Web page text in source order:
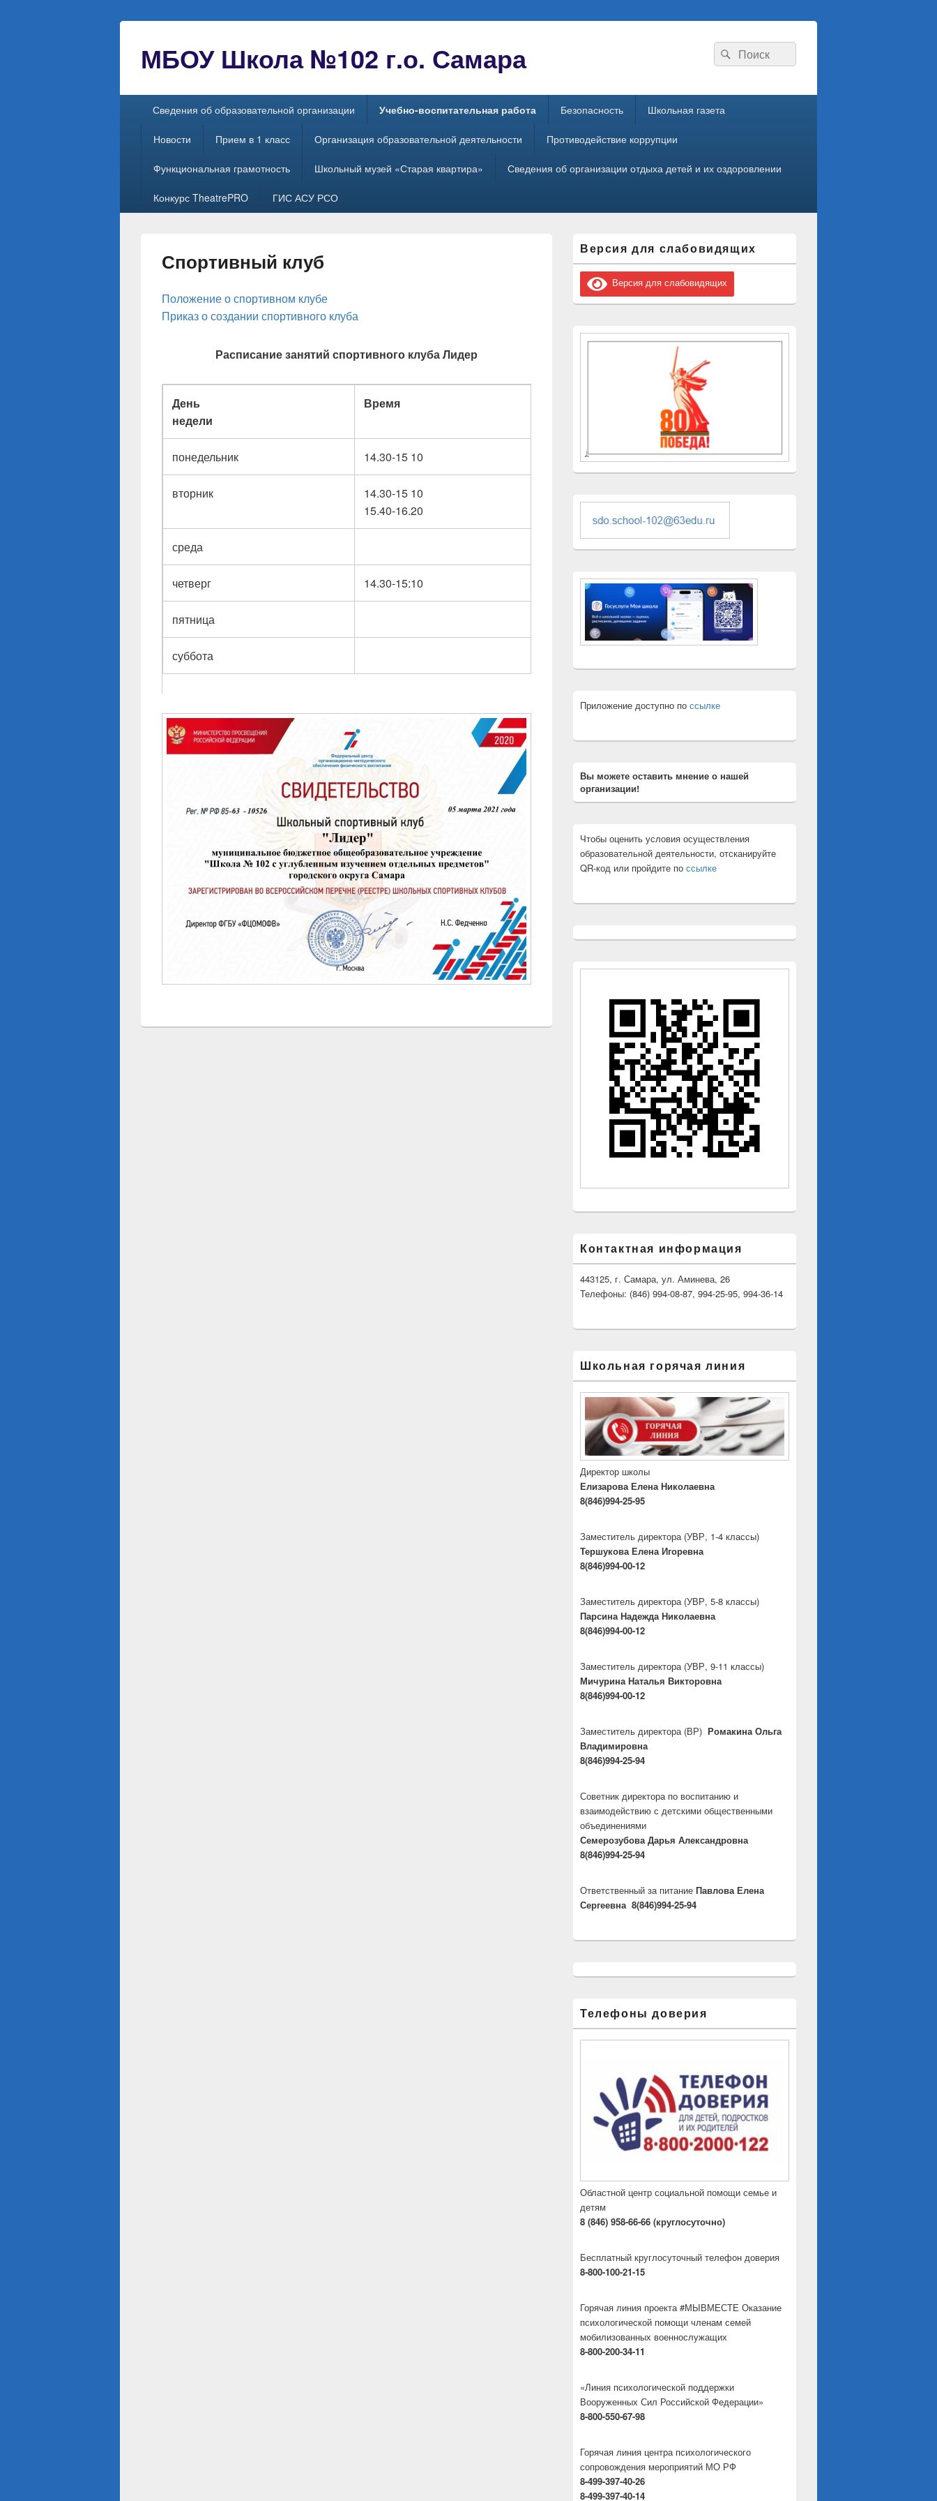
МБОУ Школа №102 г.о. Самара
Search
for:
Search
Сведения об образовательной организации Учебно-воспитательная работа Безопасность Школьная газета
Новости Прием в 1 класс Организация образовательной деятельности Противодействие коррупции
Функциональная грамотность Школьный музей «Старая квартира» Сведения об организации отдыха детей и их оздоровлении
Конкурс TheatrePRO ГИС АСУ РСО
Спортивный клуб
Положение о спортивном клубе
Приказ о создании спортивного клуба
Расписание занятий спортивного клуба Лидер
День
недели
Время
понедельник 14.30-15 10
вторник
14.30-15 10
15.40-16.20
среда
четверг 14.30-15:10
пятница
суббота
основной
боковой
панели
Версия для слабовидящих
Версия для слабовидящих
Приложение доступно по ссылке
Вы можете оставить мнение о нашей
организации!
Чтобы оценить условия осуществления
образовательной деятельности, отсканируйте
QR-код или пройдите по ссылке
Контактная информация
443125, г. Самара, ул. Аминева, 26
Телефоны: (846) 994-08-87, 994-25-95, 994-36-14
Школьная горячая линия
Директор школы
Елизарова Елена Николаевна
8(846)994-25-95
Заместитель директора (УВР, 1-4 классы)
Тершукова Елена Игоревна
8(846)994-00-12
Заместитель директора (УВР, 5-8 классы)
Парсина Надежда Николаевна
8(846)994-00-12
Заместитель директора (УВР, 9-11 классы)
Мичурина Наталья Викторовна
8(846)994-00-12
Заместитель директора (ВР) Ромакина Ольга
Владимировна
8(846)994-25-94
Советник директора по воспитанию и
взаимодействию с детскими общественными
объединениями
Семерозубова Дарья Александровна
8(846)994-25-94
Ответственный за питание Павлова Елена
Сергеевна 8(846)994-25-94
Телефоны доверия
Областной центр социальной помощи семье и
детям
8 (846) 958-66-66 (круглосуточно)
Бесплатный круглосуточный телефон доверия
8-800-100-21-15
Горячая линия проекта #МЫВМЕСТЕ Оказание
психологической помощи членам семей
мобилизованных военнослужащих
8-800-200-34-11
«Линия психологической поддержки
Вооруженных Сил Российской Федерации»
8-800-550-67-98
Горячая линия центра психологического
сопровождения мероприятий МО РФ
8-499-397-40-26
8-499-397-40-14